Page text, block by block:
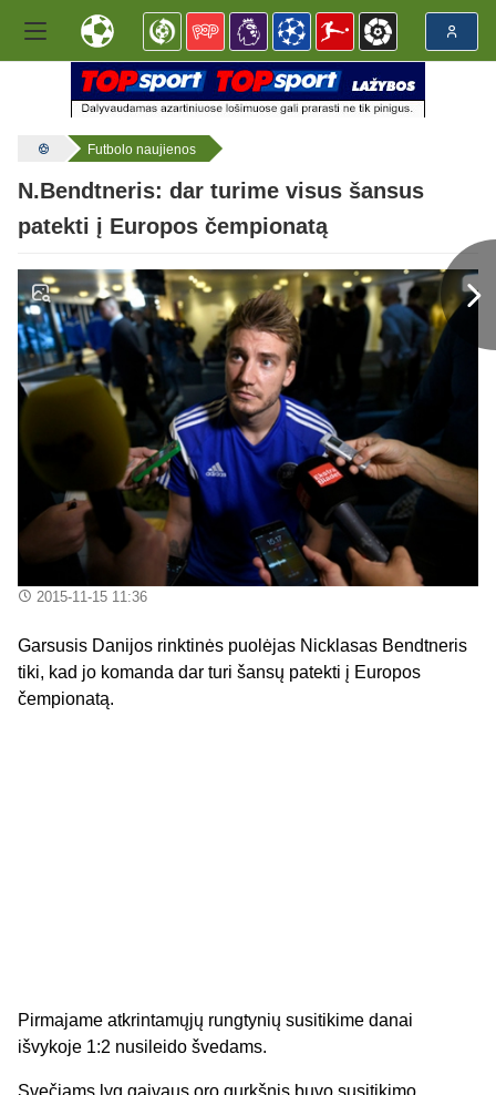
Futbolo naujienos
N.Bendtneris: dar turime visus šansus
patekti į Europos čempionatą
2015-11-15 11:36
Garsusis Danijos rinktinės puolėjas Nicklasas Bendtneris
tiki, kad jo komanda dar turi šansų patekti į Europos
čempionatą.
Pirmajame atkrintamųjų rungtynių susitikime danai
išvykoje 1:2 nusileido švedams.
Svečiams lyg gaivaus oro gurkšnis buvo susitikimo